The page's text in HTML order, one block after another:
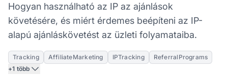
Hogyan használható az IP az ajánlások
követésére, és miért érdemes beépíteni az IP-
alapú ajánláskövetést az üzleti folyamataiba.
Tracking AffiliateMarketing IPTracking
ReferralPrograms
+1 több